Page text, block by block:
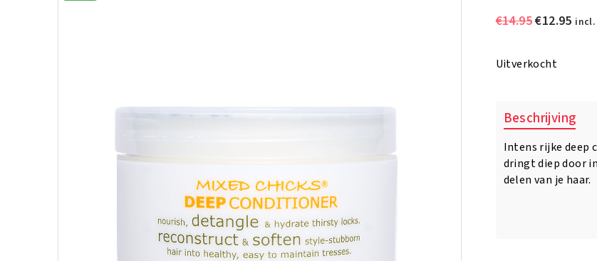
€14.95
€14.95.
€12.95 incl.
Uitverkocht
Beschrijving
Intens rijke deep
dringt diep door
delen van je haar.